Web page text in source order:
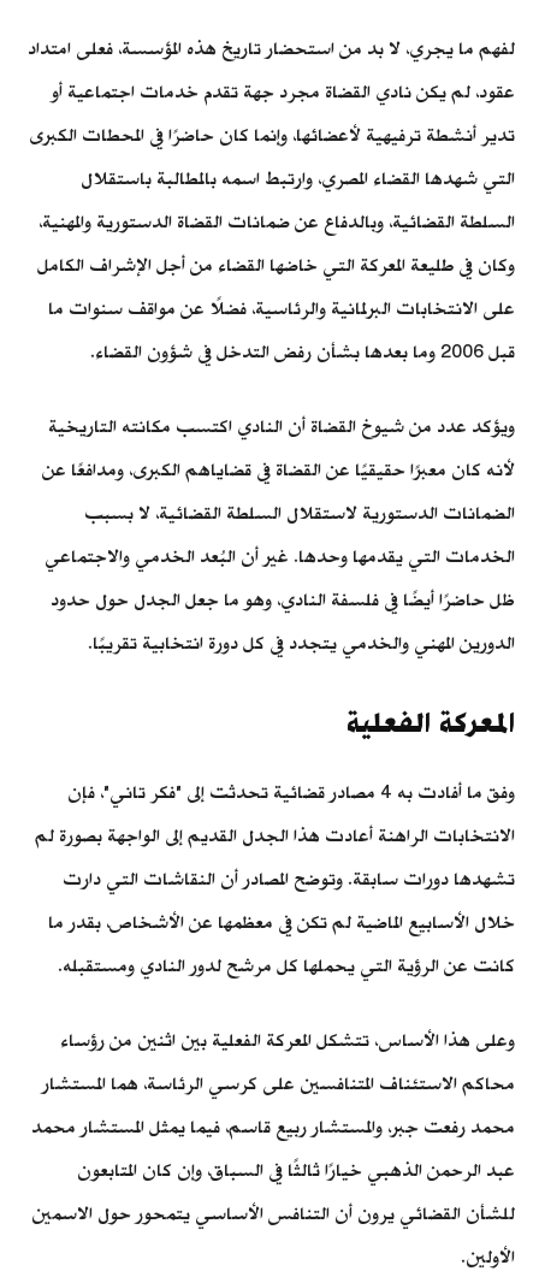
لفهم ما يجري، لا بد من استحضار تاريخ هذه المؤسسة، فعلى امتداد
عقود، لم يكن نادي القضاة مجرد جهة تقدم خدمات اجتماعية أو
تدير أنشطة ترفيهية لأعضائها، وإنما كان حاضرًا في المحطات الكبرى
التي شهدها القضاء المصري، وارتبط اسمه بالمطالبة باستقلال
السلطة القضائية، وبالدفاع عن ضمانات القضاة الدستورية والمهنية،
وكان في طليعة المعركة التي خاضها القضاء من أجل الإشراف الكامل
على الانتخابات البرلمانية والرئاسية، فضلًا عن مواقف سنوات ما
قبل 2006 وما بعدها بشأن رفض التدخل في شؤون القضاء.
ويؤكد عدد من شيوخ القضاة أن النادي اكتسب مكانته التاريخية
لأنه كان معبرًا حقيقيًا عن القضاة في قضاياهم الكبرى، ومدافعًا عن
الضمانات الدستورية لاستقلال السلطة القضائية، لا بسبب
الخدمات التي يقدمها وحدها. غير أن البُعد الخدمي والاجتماعي
ظل حاضرًا أيضًا في فلسفة النادي، وهو ما جعل الجدل حول حدود
الدورين المهني والخدمي يتجدد في كل دورة انتخابية تقريبًا.
المعركة الفعلية
وفق ما أفادت به 4 مصادر قضائية تحدثت إلى "فكر تاني"، فإن
الانتخابات الراهنة أعادت هذا الجدل القديم إلى الواجهة بصورة لم
تشهدها دورات سابقة. وتوضح المصادر أن النقاشات التي دارت
خلال الأسابيع الماضية لم تكن في معظمها عن الأشخاص، بقدر ما
كانت عن الرؤية التي يحملها كل مرشح لدور النادي ومستقبله.
وعلى هذا الأساس، تتشكل المعركة الفعلية بين اثنين من رؤساء
محاكم الاستئناف المتنافسين على كرسي الرئاسة، هما المستشار
محمد رفعت جبر، والمستشار ربيع قاسم، فيما يمثل المستشار محمد
عبد الرحمن الذهبي خيارًا ثالثًا في السباق، وإن كان المتابعون
للشأن القضائي يرون أن التنافس الأساسي يتمحور حول الاسمين
الأولين.